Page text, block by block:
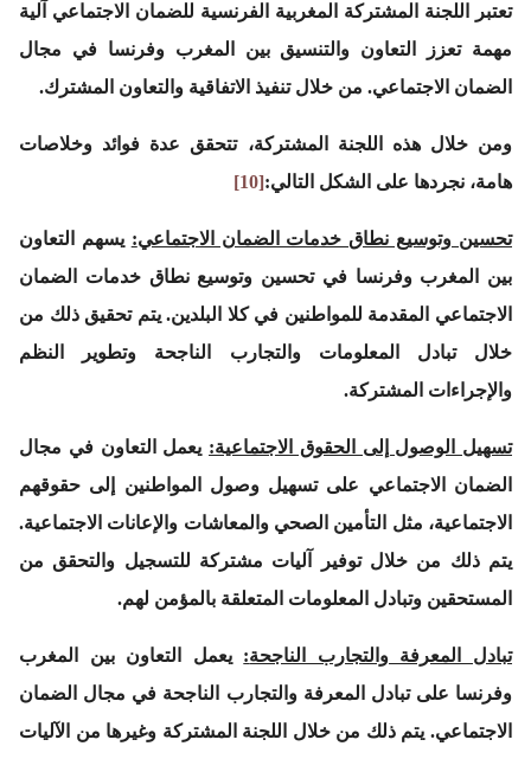
تعتبر اللجنة المشتركة المغربية الفرنسية للضمان الاجتماعي آلية
مهمة تعزز التعاون والتنسيق بين المغرب وفرنسا في مجال
الضمان الاجتماعي. من خلال تنفيذ الاتفاقية والتعاون المشترك.
ومن خلال هذه اللجنة المشتركة، تتحقق عدة فوائد وخلاصات
هامة، نجردها على الشكل التالي:[10]
تحسين وتوسيع نطاق خدمات الضمان الاجتماعي: يسهم التعاون
بين المغرب وفرنسا في تحسين وتوسيع نطاق خدمات الضمان
الاجتماعي المقدمة للمواطنين في كلا البلدين. يتم تحقيق ذلك من
خلال تبادل المعلومات والتجارب الناجحة وتطوير النظم
والإجراءات المشتركة.
تسهيل الوصول إلى الحقوق الاجتماعية: يعمل التعاون في مجال
الضمان الاجتماعي على تسهيل وصول المواطنين إلى حقوقهم
الاجتماعية، مثل التأمين الصحي والمعاشات والإعانات الاجتماعية.
يتم ذلك من خلال توفير آليات مشتركة للتسجيل والتحقق من
المستحقين وتبادل المعلومات المتعلقة بالمؤمن لهم.
تبادل المعرفة والتجارب الناجحة:
يعمل التعاون بين المغرب
وفرنسا على تبادل المعرفة والتجارب الناجحة في مجال الضمان
الاجتماعي. يتم ذلك من خلال اللجنة المشتركة وغيرها من الآليات